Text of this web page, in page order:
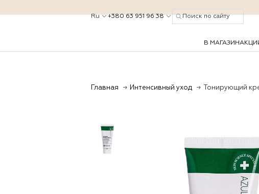
Ru +380 63 951 96 38 Поиск по сайту
В МАГАЗИН
Главная Интенсивный уход Тонирующий